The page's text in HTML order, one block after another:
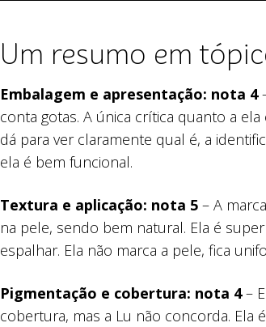
Um resumo em
Embalagem e apresentação: nota 4
conta gotas. A única crítica quanto a
dá para ver claramente qual é, a
ela é bem funcional.
Textura e aplicação: nota 5 – A
na pele, sendo bem natural. Ela é
espalhar. Ela não marca a pele, fica
Pigmentação e cobertura: nota 4–
cobertura, mas a Lu não concorda. Ela